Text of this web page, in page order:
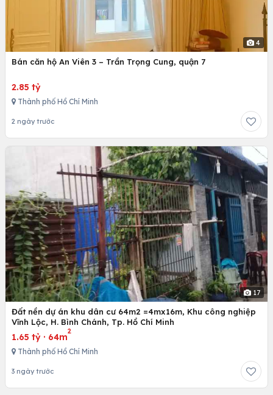
4
Bán căn hộ An Viên 3 – Trần Trọng Cung, quận 7
2.85 tỷ
Thành phố Hồ Chí Minh
2 ngày trước
17
Đất nền dự án khu dân cư 64m2 =4mx16m, Khu công nghiệp
Vĩnh Lộc, H. Bình Chánh, Tp. Hồ Chí Minh
1.65 tỷ · 64m
2
Thành phố Hồ Chí Minh
3 ngày trước